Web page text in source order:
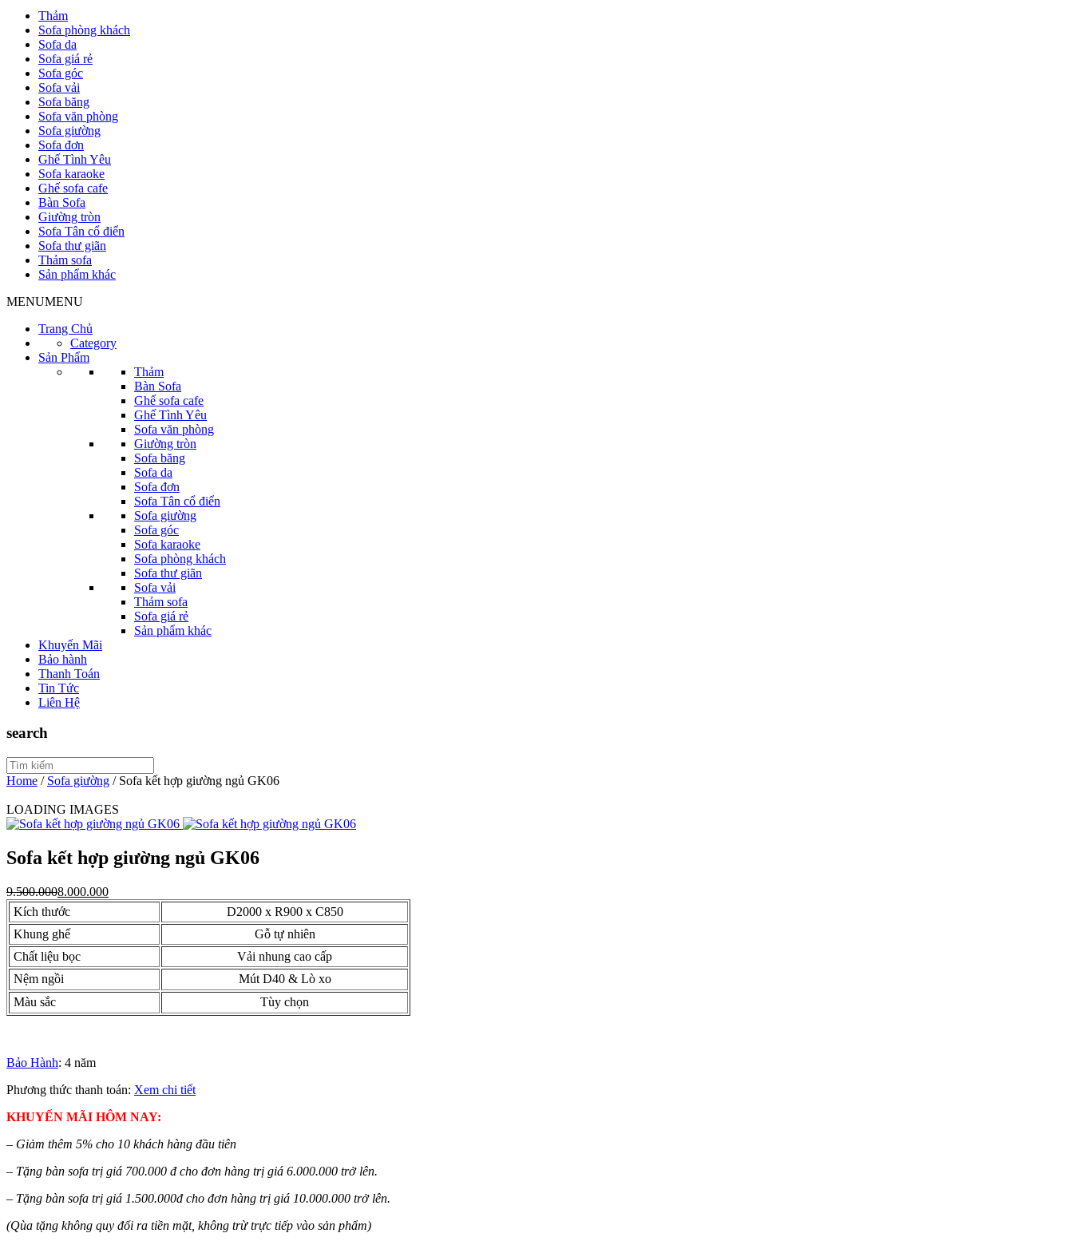
Thảm
Sofa phòng khách
Sofa da
Sofa giá rẻ
Sofa góc
Sofa vải
Sofa băng
Sofa văn phòng
Sofa giường
Sofa đơn
Ghế Tình Yêu
Sofa karaoke
Ghế sofa cafe
Bàn Sofa
Giường tròn
Sofa Tân cổ điển
Sofa thư giãn
Thảm sofa
Sản phẩm khác
MENUMENU
Trang Chủ
Category
Sản Phẩm
Thảm
Bàn Sofa
Ghế sofa cafe
Ghế Tình Yêu
Sofa văn phòng
Giường tròn
Sofa băng
Sofa da
Sofa đơn
Sofa Tân cổ điển
Sofa giường
Sofa góc
Sofa karaoke
Sofa phòng khách
Sofa thư giãn
Sofa vải
Thảm sofa
Sofa giá rẻ
Sản phẩm khác
Khuyến Mãi
Bảo hành
Thanh Toán
Tin Tức
Liên Hệ
search
Home / Sofa giường / Sofa kết hợp giường ngủ GK06
LOADING IMAGES
Sofa kết hợp giường ngủ GK06
9.500.0008.000.000
Kích thước
D2000 x R900 x C850
Khung ghế
Gỗ tự nhiên
Chất liệu bọc
Vải nhung cao cấp
Nệm ngồi
Mút D40 & Lò xo
Màu sắc
Tùy chọn
Bảo Hành: 4 năm
Phương thức thanh toán: Xem chi tiết
KHUYẾN MÃI HÔM NAY:
– Giảm thêm 5% cho 10 khách hàng đầu tiên
– Tặng bàn sofa trị giá 700.000 đ cho đơn hàng trị giá 6.000.000 trở lên.
– Tặng bàn sofa trị giá 1.500.000đ cho đơn hàng trị giá 10.000.000 trở lên.
(Qùa tặng không quy đổi ra tiền mặt, không trừ trực tiếp vào sản phẩm)